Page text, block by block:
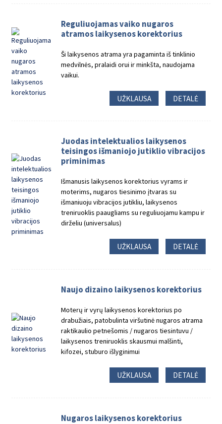
Reguliuojamas vaiko nugaros
atramos laikysenos korektorius
Ši laikysenos atrama yra pagaminta iš tinklinio
medvilnės, pralaidi orui ir minkšta, naudojama
vaikui.
UŽKLAUSA DETALĖ
Juodas intelektualios laikysenos
teisingos išmaniojo jutiklio vibracijos
priminimas
Išmanusis laikysenos korektorius vyrams ir
moterims, nugaros tiesinimo įtvaras su
išmaniuoju vibracijos jutikliu, laikysenos
treniruoklis paaugliams su reguliuojamu kampu ir
dirželiu (universalus)
UŽKLAUSA DETALĖ
Naujo dizaino laikysenos korektorius
Moterų ir vyrų laikysenos korektorius po
drabužiais, patobulinta viršutinė nugaros atrama
raktikaulio petnešomis / nugaros tiesintuvu /
laikysenos treniruoklis skausmui malšinti,
kifozei, stuburo išlyginimui
UŽKLAUSA DETALĖ
Nugaros laikysenos korektorius